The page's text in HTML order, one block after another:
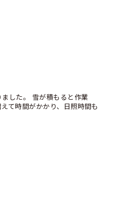
した。 雪が積もると作業
て時間がかかり、日照時間も